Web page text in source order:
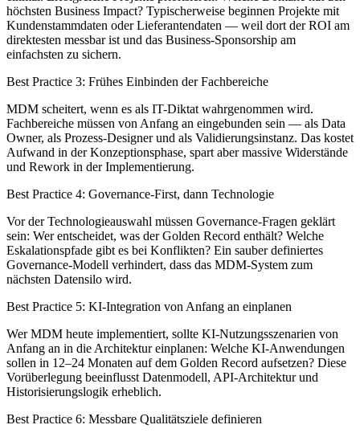
höchsten Business Impact? Typischerweise beginnen Projekte mit
Kundenstammdaten oder Lieferantendaten — weil dort der ROI am
direktesten messbar ist und das Business-Sponsorship am
einfachsten zu sichern.
Best Practice 3: Frühes Einbinden der Fachbereiche
MDM scheitert, wenn es als IT-Diktat wahrgenommen wird.
Fachbereiche müssen von Anfang an eingebunden sein — als Data
Owner, als Prozess-Designer und als Validierungsinstanz. Das kostet
Aufwand in der Konzeptionsphase, spart aber massive Widerstände
und Rework in der Implementierung.
Best Practice 4: Governance-First, dann Technologie
Vor der Technologieauswahl müssen Governance-Fragen geklärt
sein: Wer entscheidet, was der Golden Record enthält? Welche
Eskalationspfade gibt es bei Konflikten? Ein sauber definiertes
Governance-Modell verhindert, dass das MDM-System zum
nächsten Datensilo wird.
Best Practice 5: KI-Integration von Anfang an einplanen
Wer MDM heute implementiert, sollte KI-Nutzungsszenarien von
Anfang an in die Architektur einplanen: Welche KI-Anwendungen
sollen in 12–24 Monaten auf dem Golden Record aufsetzen? Diese
Vorüberlegung beeinflusst Datenmodell, API-Architektur und
Historisierungslogik erheblich.
Best Practice 6: Messbare Qualitätsziele definieren